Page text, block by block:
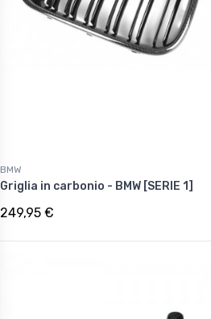
BMW
Griglia in carbonio - BMW [SERIE 1]
249,95 €